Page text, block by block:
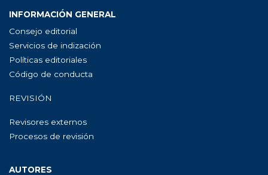
INFORMACIÓN GENERAL
Consejo editorial
Servicios de indización
Políticas editoriales
Código de conducta
REVISIÓN
Revisores externos
Procesos de revisión
AUTORES